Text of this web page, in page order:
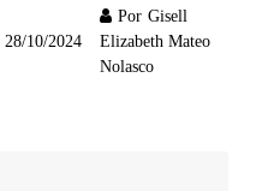
28/10/2024
Por Gisell
Elizabeth Mateo
Nolasco